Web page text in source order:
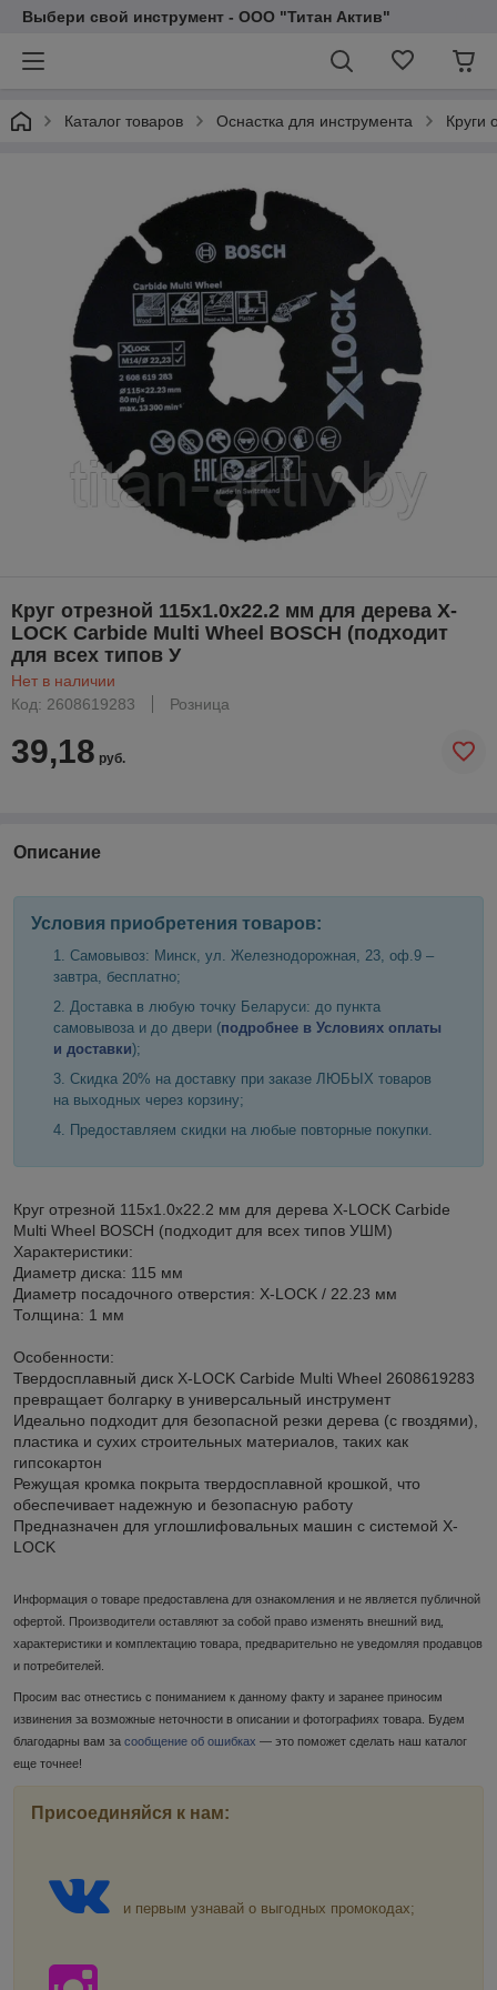
Выбери свой инструмент - ООО "Титан Актив"
Каталог товаров Оснастка для инструмента Круги
Круг отрезной 115х1.0x22.2 мм для дерева X-
LOCK Carbide Multi Wheel BOSCH (подходит
для всех типов У
Нет в наличии
Код: 2608619283
Розница
39,18 руб.
Описание
Условия приобретения товаров:
Самовывоз: Минск, ул. Железнодорожная, 23, оф.9 –
завтра, бесплатно;
Доставка в любую точку Беларуси: до пункта
самовывоза и до двери (подробнее в Условиях оплаты
и доставки);
Скидка 20% на доставку при заказе ЛЮБЫХ товаров
на выходных через корзину;
Предоставляем скидки на любые повторные покупки.
Круг отрезной 115х1.0x22.2 мм для дерева X-LOCK Carbide
Multi Wheel BOSCH (подходит для всех типов УШМ)
Характеристики:
Диаметр диска: 115 мм
Диаметр посадочного отверстия: X-LOCK / 22.23 мм
Толщина: 1 мм
Особенности:
Твердосплавный диск X-LOCK Carbide Multi Wheel 2608619283
превращает болгарку в универсальный инструмент
Идеально подходит для безопасной резки дерева (с гвоздями),
пластика и сухих строительных материалов, таких как
гипсокартон
Режущая кромка покрыта твердосплавной крошкой, что
обеспечивает надежную и безопасную работу
Предназначен для углошлифовальных машин с системой X-
LOCK
Информация о товаре предоставлена для ознакомления и не является публичной
офертой. Производители оставляют за собой право изменять внешний вид,
характеристики и комплектацию товара, предварительно не уведомляя продавцов
и потребителей.
Просим вас отнестись с пониманием к данному факту и заранее приносим
извинения за возможные неточности в описании и фотографиях товара. Будем
благодарны вам за сообщение об ошибках — это поможет сделать наш каталог
еще точнее!
Присоединяйся к нам:
и первым узнавай о выгодных промокодах;